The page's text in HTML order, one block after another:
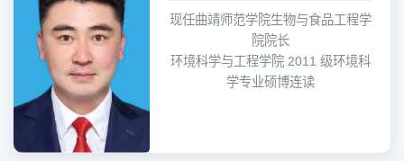
现任曲靖师范学院生物与食品工程学
院院长
环境科学与工程学院 2011 级环境科
学专业硕博连读